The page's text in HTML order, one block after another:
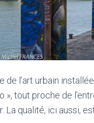
de l’art urbain
», tout proche de
qualité, ici aussi,